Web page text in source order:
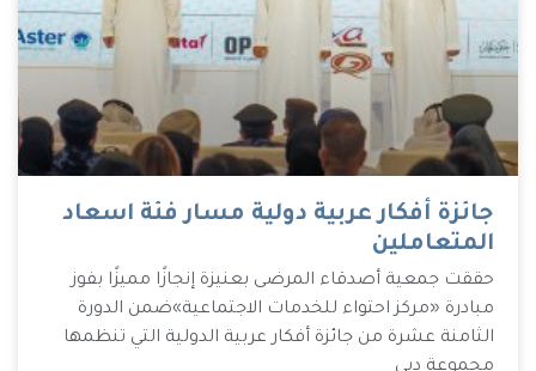
جائزة أفكار عربية دولية مسار فئة اسعاد
المتعاملين
حققت جمعية أصدقاء المرضى بعنيزة إنجازًا مميزًا بفوز
مبادرة «مركز احتواء للخدمات الاجتماعية»ضمن الدورة
الثامنة عشرة من جائزة أفكار عربية الدولية التي تنظمها